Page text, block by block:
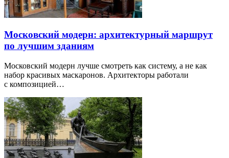
Московский модерн: архитектурный маршрут
по лучшим зданиям
Московский модерн лучше смотреть как систему, а не как
набор красивых маскаронов. Архитекторы работали
с композицией…